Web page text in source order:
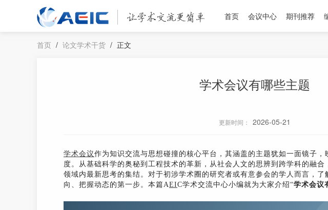
首页 会议中心 期刊推荐
首页 / 论文学术干货 / 正文
学术会议有哪些主题
更新时间： 2026-05-21
学术会议作为知识交流与思想碰撞的核心平台，其涵盖的主题犹如一面镜子，
度。从基础科学的奥秘到工程技术的革新，从社会人文的思辨到跨学科的融
领域内最新思考的集结。对于初涉学术圈的研究者或有意参会的学人而言，
向、把握动态的第一步。本篇AEIC学术交流中心小编就为大家介绍“学术会议